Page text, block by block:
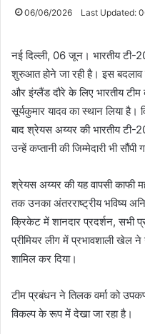
06/06/2026 Last Updated:
नई दिल्ली, 06 जून। भारतीय टी-
शुरुआत होने जा रही है। इस
और इंग्लैंड दौरे के लिए भारतीय टीम
सूर्यकुमार यादव का स्थान लिया
बाद श्रेयस अय्यर की भारतीय टी-
उन्हें कप्तानी की जिम्मेदारी भी सौंपी
श्रेयस अय्यर की यह वापसी काफी
तक उनका अंतरराष्ट्रीय भविष्य
क्रिकेट में शानदार प्रदर्शन, सभी
प्रीमियर लीग में प्रभावशाली खेल
शामिल कर दिया।
टीम प्रबंधन ने तिलक वर्मा को
विकल्प के रूप में देखा जा रहा है।